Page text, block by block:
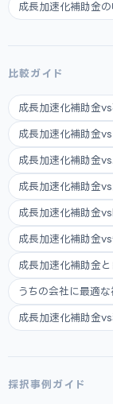
成長加速化補助金
比較ガイド
成長加速化補助金
成長加速化補助金
成長加速化補助金
成長加速化補助金
成長加速化補助金
成長加速化補助金
成長加速化補助金
うちの会社に最適
成長加速化補助金
採択事例ガイド